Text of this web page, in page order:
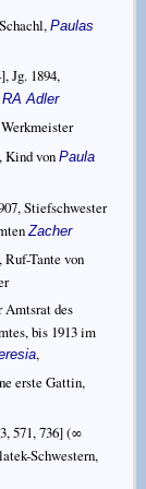
Paulas
Jg. 1894,
RA Adler
Kind vonPaula
Stiefschwester
Zacher
Ruf-Tante von
Amtsrat des
bis 1913 im
,
erste Gattin,
571, 736] (∞
Schwestern,